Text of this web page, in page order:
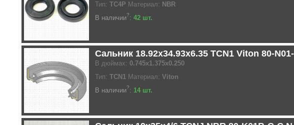
Тип: TC4P Материал: NBR
В наличии?: 42 шт.
Сальник 18.92x34.93x6.35 TCN1 Viton 80-
В дюймах: 0.745x1.375x0.250
Тип: TCN1 Материал: Viton
В наличии?: 14 шт.